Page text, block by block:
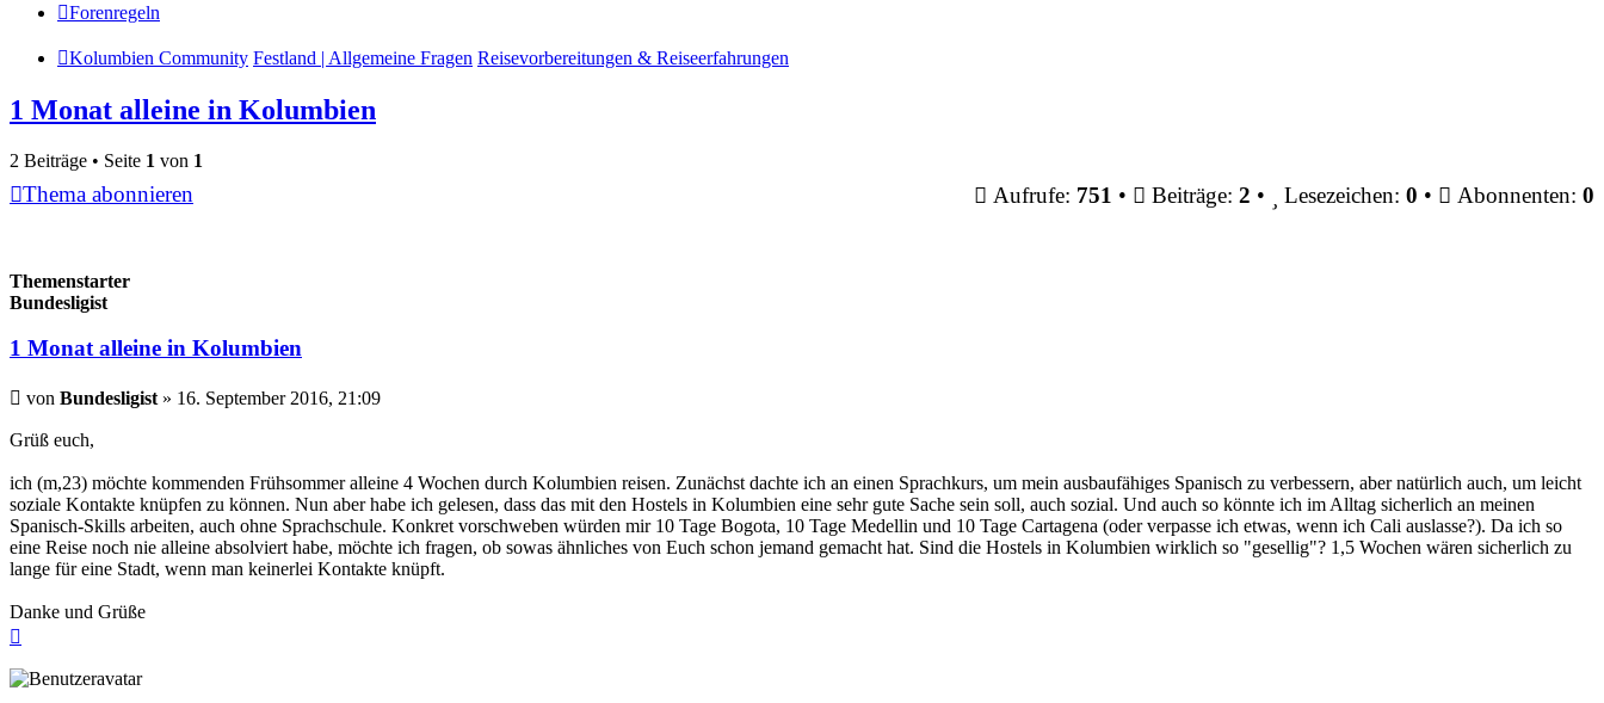
Forenregeln
Kolumbien Community Festland | Allgemeine Fragen Reisevorbereitungen & Reiseerfahrungen
1 Monat alleine in Kolumbien
2 Beiträge • Seite 1 von 1
Thema abonnieren Aufrufe: 751 • Beiträge: 2 • Lesezeichen: 0 • Abonnenten: 0
Themenstarter
Bundesligist
1 Monat alleine in Kolumbien
Beitrag
von Bundesligist » 16. September 2016, 21:09
Grüß euch,
ich (m,23) möchte kommenden Frühsommer alleine 4 Wochen durch Kolumbien reisen. Zunächst dachte ich an einen Sprachkurs, um mein ausbaufähiges Spanisch zu verbessern, aber natürlich auch, um leicht
soziale Kontakte knüpfen zu können. Nun aber habe ich gelesen, dass das mit den Hostels in Kolumbien eine sehr gute Sache sein soll, auch sozial. Und auch so könnte ich im Alltag sicherlich an meinen
Spanisch-Skills arbeiten, auch ohne Sprachschule. Konkret vorschweben würden mir 10 Tage Bogota, 10 Tage Medellin und 10 Tage Cartagena (oder verpasse ich etwas, wenn ich Cali auslasse?). Da ich so
eine Reise noch nie alleine absolviert habe, möchte ich fragen, ob sowas ähnliches von Euch schon jemand gemacht hat. Sind die Hostels in Kolumbien wirklich so "gesellig"? 1,5 Wochen wären sicherlich zu
lange für eine Stadt, wenn man keinerlei Kontakte knüpft.
Danke und Grüße